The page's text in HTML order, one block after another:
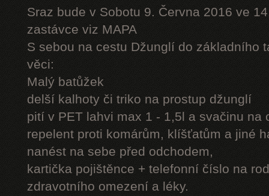
Sraz bude v Sobotu 9. Června 2016 ve
zastávce viz MAPA
S sebou na cestu Džunglí do základního
věci:
Malý batůžek
delší kalhoty či triko na prostup džunglí
pití v PET lahvi max 1 - 1,5l a svačinu na
repelent proti komárům, klíšťatům a jiné
nanést na sebe před odchodem,
kartička pojištěnce + telefonní číslo na
zdravotního omezení a léky.